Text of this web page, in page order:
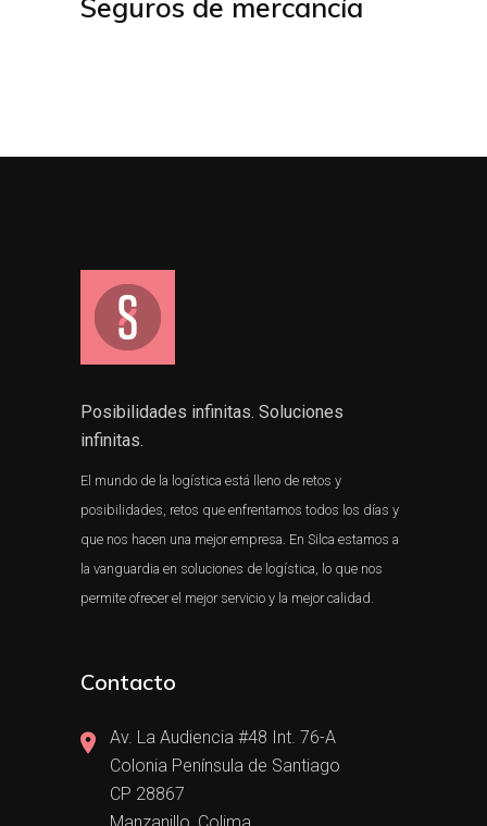
Seguros de mercancía
Posibilidades infinitas. Soluciones
infinitas.
El mundo de la logística está lleno de retos y
posibilidades, retos que enfrentamos todos los días y
que nos hacen una mejor empresa. En Silca estamos a
la vanguardia en soluciones de logística, lo que nos
permite ofrecer el mejor servicio y la mejor calidad.
Contacto
Av. La Audiencia #48 Int. 76-A
Colonia Península de Santiago
CP 28867